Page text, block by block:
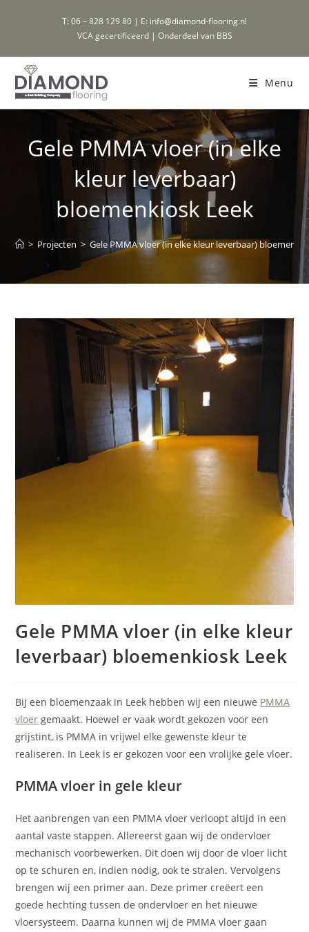
T: 06 – 828 129 80 | E: info@diamond-flooring.nl
VCA gecertificeerd | Onderdeel van BBS
Menu
Gele PMMA vloer (in elke
kleur leverbaar)
bloemenkiosk Leek
> Projecten > Gele PMMA vloer (in elke kleur leverbaar)
Gele PMMA vloer (in elke kleur
leverbaar) bloemenkiosk Leek
Bij een bloemenzaak in Leek hebben wij een nieuwe PMMA
vloer gemaakt. Hoewel er vaak wordt gekozen voor een
grijstint, is PMMA in vrijwel elke gewenste kleur te
realiseren. In Leek is er gekozen voor een vrolijke gele vloer.
PMMA vloer in gele kleur
Het aanbrengen van een PMMA vloer verloopt altijd in een
aantal vaste stappen. Allereerst gaan wij de ondervloer
mechanisch voorbewerken. Dit doen wij door de vloer licht
op te schuren en, indien nodig, ook te stralen. Vervolgens
brengen wij een primer aan. Deze primer creëert een
goede hechting tussen de ondervloer en het nieuwe
vloersysteem. Daarna kunnen wij de PMMA vloer gaan